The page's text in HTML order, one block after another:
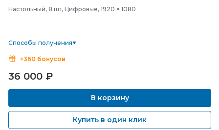
Настольный, 8 шт, Цифровые, 1920 × 1080
Способы получения
+360 бонусов
36 000 ₽
В корзину
Купить в один клик